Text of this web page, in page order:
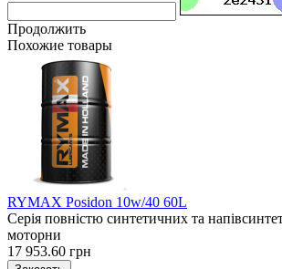
Продолжить
Похожие товары
RYMAX Posidon 10w/40 60L
Серія повністю синтетичних та
моторни
17 953.60 грн